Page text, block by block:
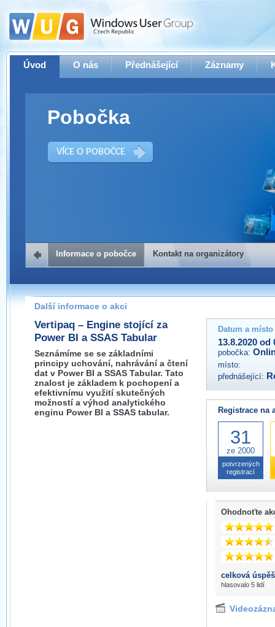
Úvod O nás Přednášející Záznamy
Pobočka
VÍCE O POBOČCE
Kontakt na organizátory
Pokud máte jakýkoliv dotaz na organizátory této akce,
prosím neváhejte nás kontaktovat na e-mailu:
Informace o pobočce Kontakt na organizátory
Další informace o akci
Vertipaq – Engine stojící za
Power BI a SSAS Tabular
Seznámíme se se základními
principy uchování, nahrávání a čtení
dat v Power BI a SSAS Tabular. Tato
znalost je základem k pochopení a
efektivnímu využití skutečných
možností a výhod analytického
enginu Power BI a SSAS tabular.
Datum a
13.8.2020 od
pobočka:
místo:
přednášející:
Registrace na
31
ze 2000
potvrzených
registrací
Ohodnoťte
celková
hlasovalo 5 lidí